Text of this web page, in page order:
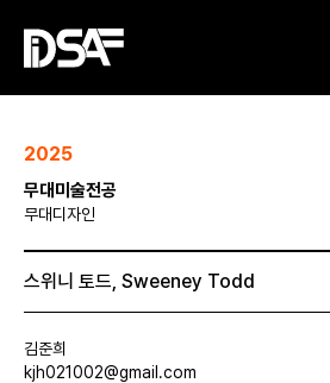
2025
무대미술전공
무대디자인
스위니 토드, Sweeney Todd
김준희
kjh021002@gmail.com